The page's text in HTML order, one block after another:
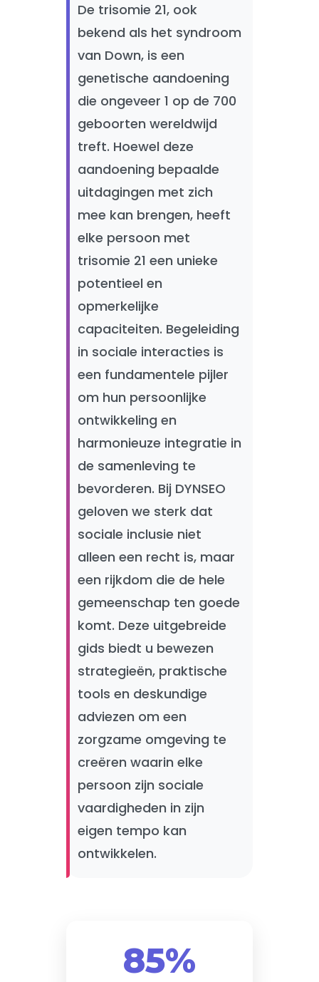
De trisomie 21, ook
bekend als het syndroom
van Down, is een
genetische aandoening
die ongeveer 1 op de 700
geboorten wereldwijd
treft. Hoewel deze
aandoening bepaalde
uitdagingen met zich
mee kan brengen, heeft
elke persoon met
trisomie 21 een unieke
potentieel en
opmerkelijke
capaciteiten. Begeleiding
in sociale interacties is
een fundamentele pijler
om hun persoonlijke
ontwikkeling en
harmonieuze integratie in
de samenleving te
bevorderen. Bij DYNSEO
geloven we sterk dat
sociale inclusie niet
alleen een recht is, maar
een rijkdom die de hele
gemeenschap ten goede
komt. Deze uitgebreide
gids biedt u bewezen
strategieën, praktische
tools en deskundige
adviezen om een
zorgzame omgeving te
creëren waarin elke
persoon zijn sociale
vaardigheden in zijn
eigen tempo kan
ontwikkelen.
85%